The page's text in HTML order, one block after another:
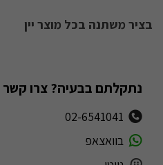
בציר משתנה בכל מוצר יין
נתקלתם בבעיה? צרו קשר
02-6541041
בוואצאפ